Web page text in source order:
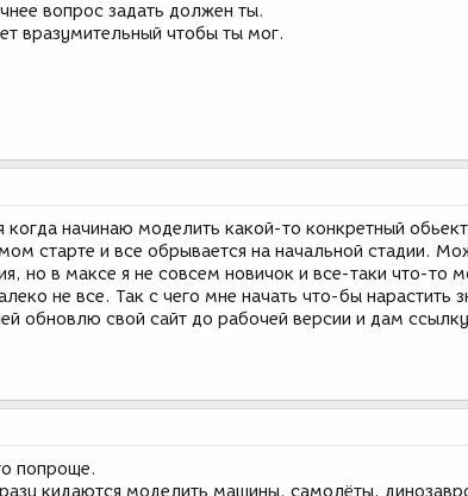
вопрос задать должен ты.
вразумительный чтобы ты мог.
когда начинаю моделить какой-то конкретный
старте и все обрывается на начальной стадии.
но в максе я не совсем новичок и все-таки что-то
не все. Так с чего мне начать что-бы нарастить
обновлю свой сайт до рабочей версии и дам
попроще.
кидаются моделить машины, самолёты,